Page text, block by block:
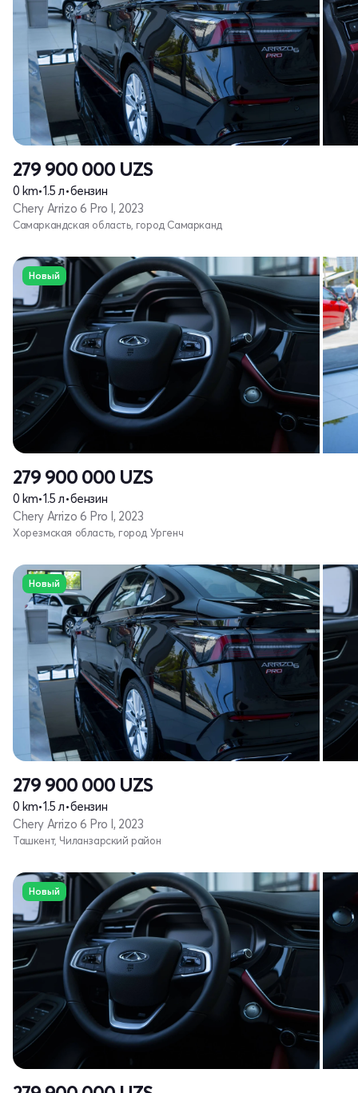
279 900 000 UZS
0 km•1.5 л•бензин
Chery Arrizo 6 Pro I, 2023
Самаркандская область, город Самарканд
Новый
279 900 000 UZS
0 km•1.5 л•бензин
Chery Arrizo 6 Pro I, 2023
Хорезмская область, город Ургенч
Новый
279 900 000 UZS
0 km•1.5 л•бензин
Chery Arrizo 6 Pro I, 2023
Ташкент, Чиланзарский район
Новый